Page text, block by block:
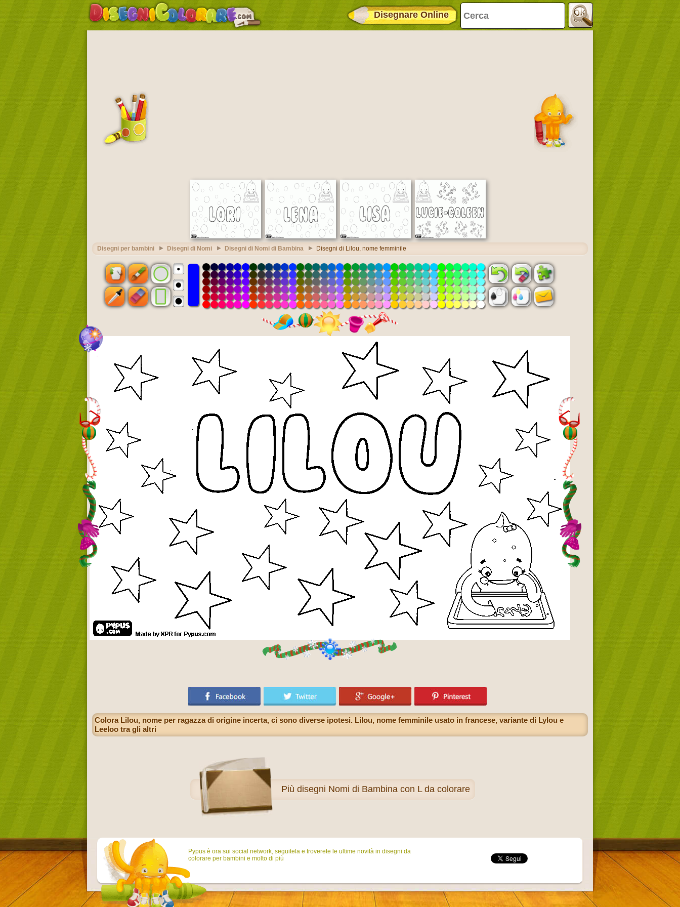
Disegnare Online
Disegni per bambini Disegni di Nomi Disegni di Nomi di Bambina Disegni di Lilou, nome femminile
Colora Lilou, nome per ragazza di origine incerta, ci sono diverse ipotesi. Lilou, nome femminile usato in francese, variante di Lylou e
Leeloo tra gli altri
Più disegni Nomi di Bambina con L da colorare
Pypus è ora sui social network, seguitela e troverete le ultime novità in disegni da
colorare per bambini e molto di più